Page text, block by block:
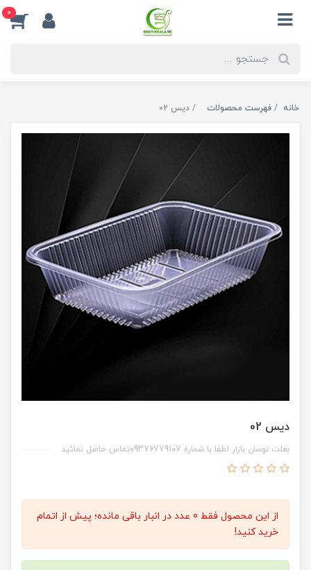
0
خانه فهرست محصولات دیس 02
دیس 02
بعلت نوسان بازار لطفا با شماره 09376779107تماس حاصل نمائید
از این محصول فقط 0 عدد در انبار باقی مانده؛ پیش از اتمام
خرید کنید!